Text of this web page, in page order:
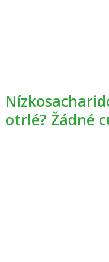
Nízkosacharidová dieta pouze pro
otrlé? Žádné